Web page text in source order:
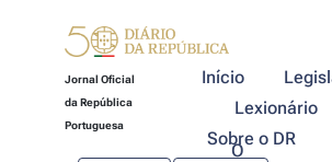
Jornal Oficial
da República
Portuguesa
Início
Lexionário
Sobre o DR
O